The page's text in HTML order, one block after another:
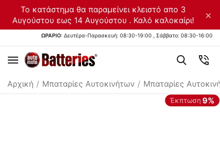
Το κατάστημα θα παραμείνει κλειστό απο 3
Αυγούστου εως 14 Αυγούστου . Καλό καλοκαίρι!
×
ΩΡΑΡΙΟ: Δευτέρα-Παρασκευή: 08:30-19:00 , Σάββατο: 08:30-16:00
Αρχική / Μπαταρίες Αυτοκινήτων / Μπαταρίες
Έκπτωση 9%